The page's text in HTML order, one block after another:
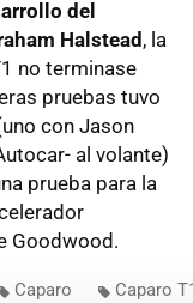
del
Halstead , la
no terminase
pruebas tuvo
con Jason
al volante)
prueba para la
Goodwood.
Caparo Caparo